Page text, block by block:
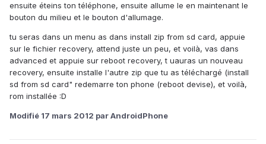
ensuite éteins ton téléphone, ensuite allume le en maintenant le
bouton du milieu et le bouton d'allumage.
tu seras dans un menu as dans install zip from sd card, appuie
sur le fichier recovery, attend juste un peu, et voilà, vas dans
advanced et appuie sur reboot recovery, t uauras un nouveau
recovery, ensuite installe l'autre zip que tu as téléchargé (install
sd from sd card" redemarre ton phone (reboot devise), et voilà,
rom installée :D
Modifié 17 mars 2012 par AndroidPhone